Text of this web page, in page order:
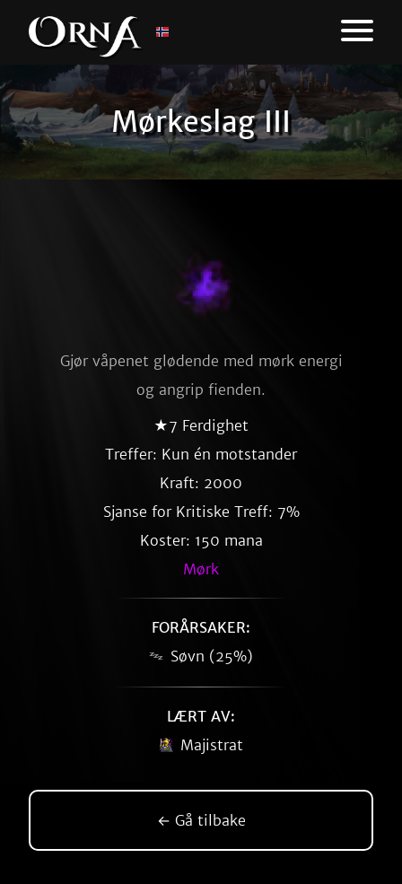
Mørkeslag III
Gjør våpenet glødende med mørk energi
og angrip fienden.
★7 Ferdighet
Treffer: Kun én motstander
Kraft: 2000
Sjanse for Kritiske Treff: 7%
Koster: 150 mana
Mørk
FORÅRSAKER:
Søvn (25%)
LÆRT AV:
Majistrat
← Gå tilbake